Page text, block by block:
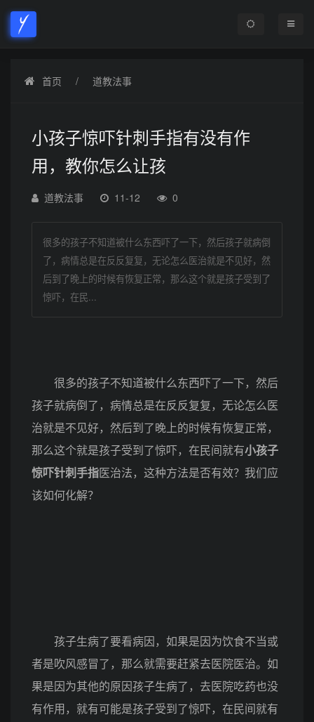
首页 道教法事
小孩子惊吓针刺手指有没有作
用，教你怎么让孩
道教法事 11-12 0
很多的孩子不知道被什么东西吓了一下，然后孩子就病倒
了，病情总是在反反复复，无论怎么医治就是不见好，然
后到了晚上的时候有恢复正常，那么这个就是孩子受到了
惊吓，在民...
很多的孩子不知道被什么东西吓了一下，然后
孩子就病倒了，病情总是在反反复复，无论怎么医
治就是不见好，然后到了晚上的时候有恢复正常，
那么这个就是孩子受到了惊吓，在民间就有小孩子
惊吓针刺手指医治法，这种方法是否有效？我们应
该如何化解？
孩子生病了要看病因，如果是因为饮食不当或
者是吹风感冒了，那么就需要赶紧去医院医治。如
果是因为其他的原因孩子生病了，去医院吃药也没
有作用，就有可能是孩子受到了惊吓，在民间就有